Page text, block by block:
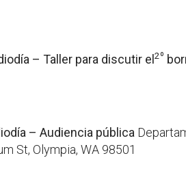
– Taller para discutir el 2º
– Audiencia pública
St, Olympia, WA 98501